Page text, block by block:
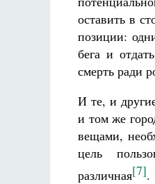
оставить в
позиции:
бега и
смерть ради
И те, и
и том же
вещами,
цель
различная[7].